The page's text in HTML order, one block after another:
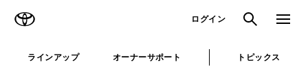
ログイン 検索 メニュ
ラインアップ オーナーサポート トピックス